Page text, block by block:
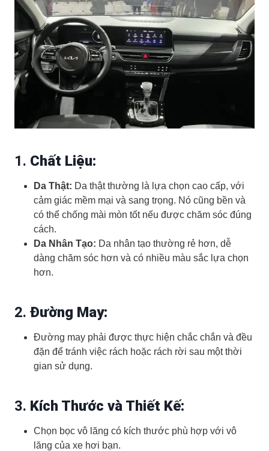
1. Chất Liệu:
Da Thật: Da thật thường là lựa chọn cao cấp, với
cảm giác mềm mại và sang trọng. Nó cũng bền và
có thể chống mài mòn tốt nếu được chăm sóc đúng
cách.
Da Nhân Tạo: Da nhân tạo thường rẻ hơn, dễ
dàng chăm sóc hơn và có nhiều màu sắc lựa chọn
hơn.
2. Đường May:
Đường may phải được thực hiện chắc chắn và đều
đặn để tránh việc rách hoặc rách rời sau một thời
gian sử dụng.
3. Kích Thước và Thiết Kế:
Chọn bọc vô lăng có kích thước phù hợp với vô
lăng của xe hơi bạn.